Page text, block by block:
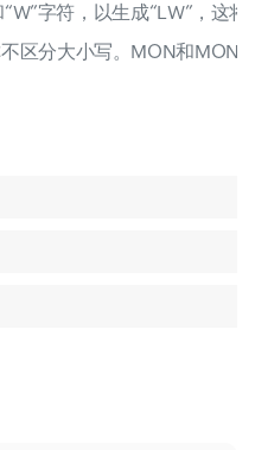
字符，以生成“LW”，这
区分大小写。MON和MON